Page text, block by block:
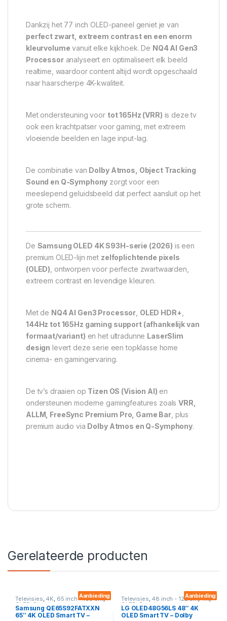
Dankzij het 77 inch OLED-paneel geniet je van
perfect zwart, extreem contrast en een enorm
kleurvolume vanuit elke kijkhoek. De NQ4 AI Gen3
Processoranalyseert en optimaliseert elk beeld
realtime, waardoor content altijd wordt opgeschaald
naar haarscherpe 4K-kwaliteit.
Met ondersteuning voor tot 165Hz (VRR) is deze tv
ook een krachtpatser voor gaming, met extreem
vloeiende beelden en lage input-lag.
De combinatie van Dolby Atmos, Object Tracking
Sound en Q-Symphony zorgt voor een
meeslepend geluidsbeeld dat perfect aansluit op het
grote scherm.
De Samsung OLED 4K S93H-serie (2026) is een
premium OLED-lijn met zelfoplichtende pixels
(OLED) , ontworpen voor perfecte zwartwaarden,
extreem contrast en levendige kleuren.
Met de NQ4 AI Gen3 Processor OLED HDR+
144Hz tot 165Hz gaming support (afhankelijk van
formaat/variant) en het ultradunne LaserSlim
design levert deze serie een topklasse home
cinema- en gamingervaring.
De tv’s draaien op Tizen OS (Vision AI) en
ondersteunen moderne gamingfeatures zoalsVRR,
ALLM, FreeSync Premium Pro, Game Bar, plus
premium audio via Dolby Atmos en Q-Symphony.
Gerelateerde producten
Aanbieding
Televisies, 4K, 65 inch - 165 cm,
OLED Smart
Samsung QE65S92FATXXN
65″ 4K OLED Smart TV –
Aanbieding
Televisies, 48 inch - 122 cm,4K,
OLED, Smart
LG OLED48G56LS 48″ 4K
OLED Smart TV – Dolby